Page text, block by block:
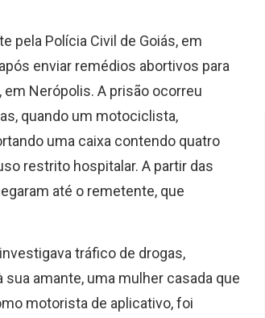
pela Polícia Civil de Goiás, em
enviar remédios abortivos para
Nerópolis. A prisão ocorreu
quando um motociclista,
uma caixa contendo quatro
restrito hospitalar. A partir das
até o remetente, que
tráfico de drogas,
amante, uma mulher casada que
motorista de aplicativo, foi